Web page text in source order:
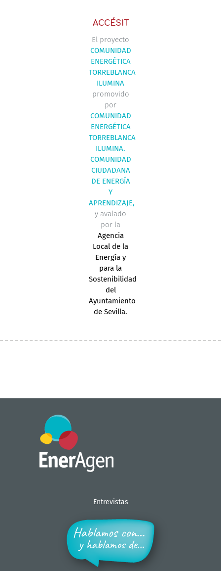
ACCÉSIT
El proyecto
COMUNIDAD
ENERGÉTICA
TORREBLANCA
ILUMINA
promovido
por
COMUNIDAD
ENERGÉTICA
TORREBLANCA
ILUMINA.
COMUNIDAD
CIUDADANA
DE ENERGÍA
Y
APRENDIZAJE,
y avalado
por la
Agencia
Local de la
Energía y
para la
Sostenibilidad
del
Ayuntamiento
de Sevilla.
Entrevistas